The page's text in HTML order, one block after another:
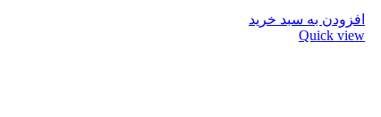
افزودن به سبد خرید
Quick view